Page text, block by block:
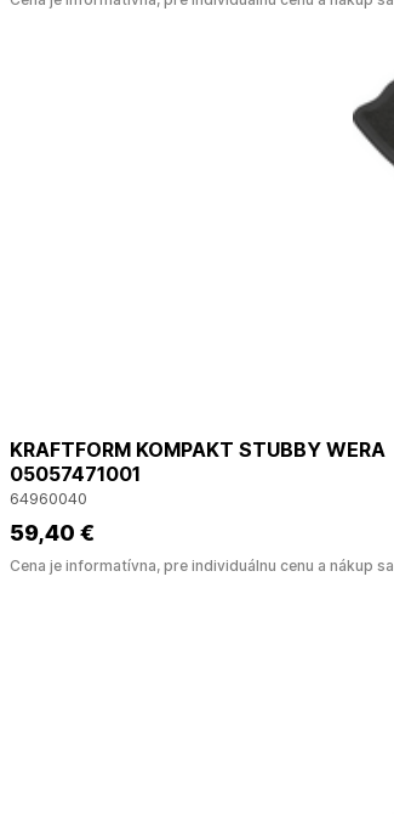
KRAFTFORM KOMPAKT STUBBY WERA
05057471001
64960040
59,40 €
Cena je informatívna, pre individuálnu cenu a nákup sa